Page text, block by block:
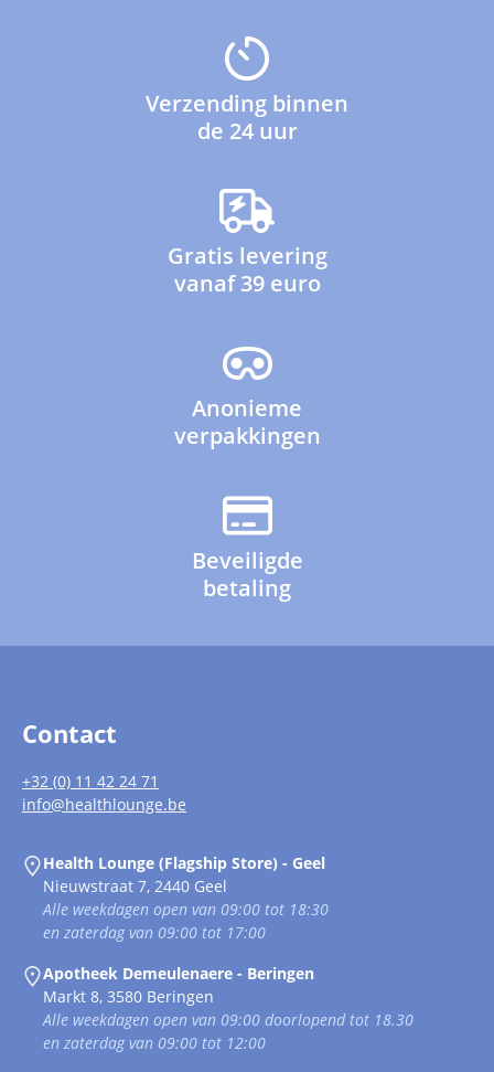
Verzending binnen
de 24 uur
Gratis levering
vanaf 39 euro
Anonieme
verpakkingen
Beveiligde
betaling
Contact
+32 (0) 11 42 24 71
info@healthlounge.be
Health Lounge (Flagship Store) - Geel
Nieuwstraat 7, 2440 Geel
Alle weekdagen open van 09:00 tot 18:30
en zaterdag van 09:00 tot 17:00
Apotheek Demeulenaere - Beringen
Markt 8, 3580 Beringen
Alle weekdagen open van 09:00 doorlopend tot 18.30
en zaterdag van 09:00 tot 12:00